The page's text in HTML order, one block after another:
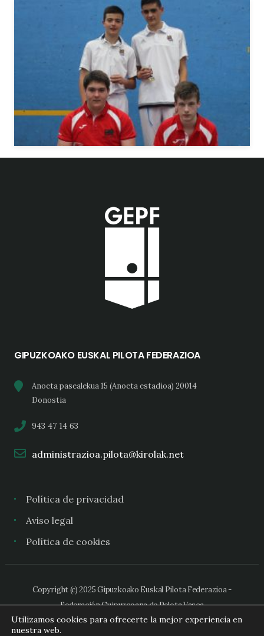
GIPUZKOAKO EUSKAL PILOTA FEDERAZIOA
Anoeta pasealekua 15 (Anoeta estadioa) 20014
Donostia
943 47 14 63
administrazioa.pilota@kirolak.net
Política de privacidad
Aviso legal
Política de cookies
Copyright (c) 2025 Gipuzkoako Euskal Pilota Federazioa -
Federación Guipuzcoana de Pelota Vasca
Utilizamos cookies para ofrecerte la mejor experiencia en
nuestra web.